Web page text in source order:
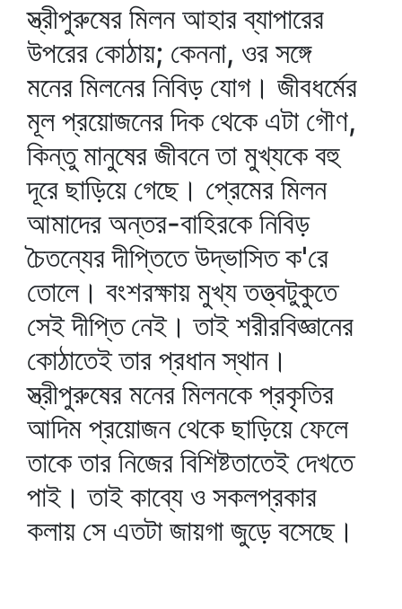
স্ত্রীপুরুষের মিলন আহার ব্যাপারের
উপরের কোঠায়; কেননা, ওর সঙ্গে
মনের মিলনের নিবিড় যোগ। জীবধর্মের
মূল প্রয়োজনের দিক থেকে এটা গৌণ,
কিন্তু মানুষের জীবনে তা মুখ্যকে বহু
দূরে ছাড়িয়ে গেছে। প্রেমের মিলন
আমাদের অন্তর-বাহিরকে নিবিড়
চৈতন্যের দীপ্তিতে উদ্ভাসিত ক'রে
তোলে। বংশরক্ষায় মুখ্য তত্ত্বটুকুতে
সেই দীপ্তি নেই। তাই শরীরবিজ্ঞানের
কোঠাতেই তার প্রধান স্থান।
স্ত্রীপুরুষের মনের মিলনকে প্রকৃতির
আদিম প্রয়োজন থেকে ছাড়িয়ে ফেলে
তাকে তার নিজের বিশিষ্টতাতেই দেখতে
পাই। তাই কাব্যে ও সকলপ্রকার
কলায় সে এতটা জায়গা জুড়ে বসেছে।